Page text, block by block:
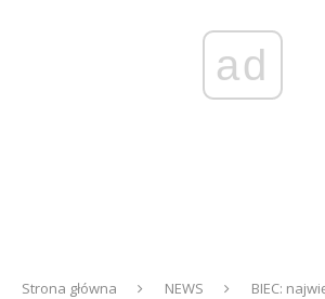
ad
Strona główna NEWS
BIEC: